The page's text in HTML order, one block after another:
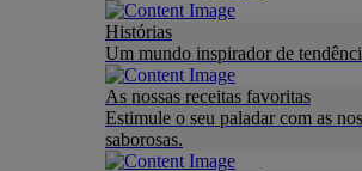
Histórias
Um mundo inspirador de
As nossas receitas favoritas
Estimule o seu paladar com as
saborosas.